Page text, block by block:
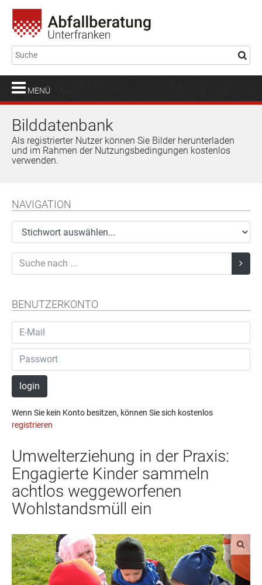
MENÜ
Bilddatenbank
Als registrierter Nutzer können Sie Bilder herunterladen
und im Rahmen der Nutzungsbedingungen kostenlos
verwenden.
NAVIGATION
BENUTZERKONTO
login
Wenn Sie kein Konto besitzen, können Sie sich kostenlos
registrieren
Umwelterziehung in der Praxis:
Engagierte Kinder sammeln
achtlos weggeworfenen
Wohlstandsmüll ein